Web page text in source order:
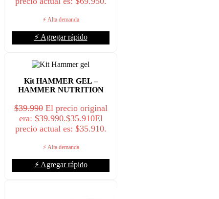
⚡ Alta demanda
⚡ Agregar rápido
Kit HAMMER GEL –
HAMMER NUTRITION
$39.990 El precio original
era: $39.990.$35.910El
precio actual es: $35.910.
⚡ Alta demanda
⚡ Agregar rápido